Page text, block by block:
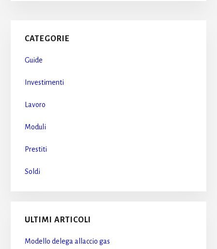
Primary
Sidebar
CATEGORIE
Guide
Investimenti
Lavoro
Moduli
Prestiti
Soldi
ULTIMI ARTICOLI
Modello delega allaccio gas​